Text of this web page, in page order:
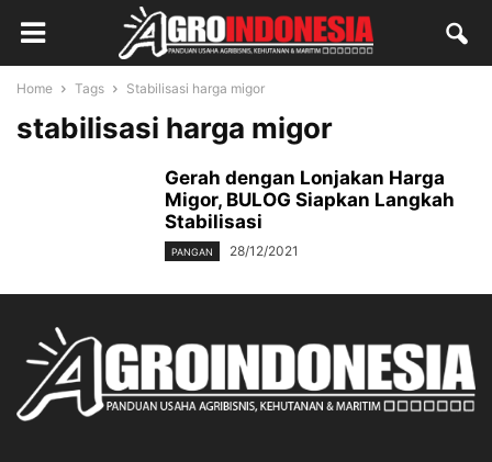
Home Tags Stabilisasi harga migor
stabilisasi harga migor
Gerah dengan Lonjakan Harga
Migor, BULOG Siapkan Langkah
Stabilisasi
PANGAN 28/12/2021